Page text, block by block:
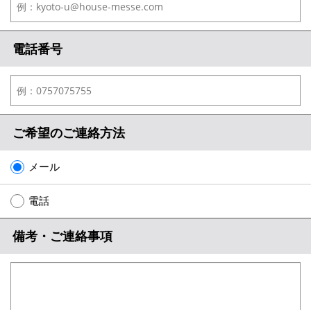
電話番号
ご希望のご連絡方法
メール
電話
備考・ご連絡事項